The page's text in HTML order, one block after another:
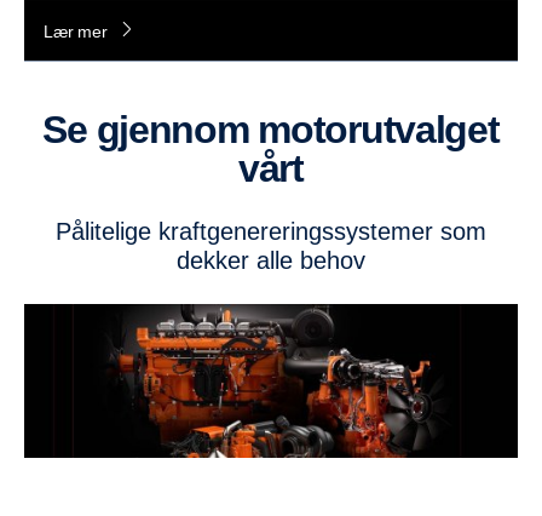
kompatible med fornybart drivstoff, inkludert 100 % HVO.
Lær mer
Se gjennom motorutvalget
vårt
Pålitelige kraftgenereringssystemer som
dekker alle behov